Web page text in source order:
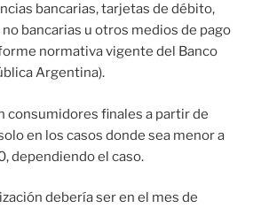
bancarias, tarjetas de débito,
bancarias u otros medios de pago
normativa vigente del Banco
Argentina).
consumidores finales a partir de
en los casos donde sea menor a
dependiendo el caso.
debería ser en el mes de